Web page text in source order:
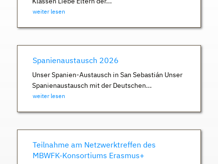
weiter lesen
Spanienaustausch 2026
Unser Spanien-Austausch in San Sebastián Unser
Spanienaustausch mit der Deutschen...
weiter lesen
Teilnahme am Netzwerktreffen des
MBWFK-Konsortiums Erasmus+